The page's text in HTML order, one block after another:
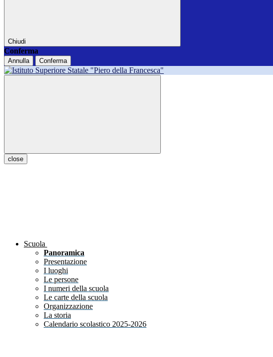
Chiudi
Conferma
Annulla Conferma
close
Scuola
Panoramica
Presentazione
I luoghi
Le persone
I numeri della scuola
Le carte della scuola
Organizzazione
La storia
Calendario scolastico 2025-2026